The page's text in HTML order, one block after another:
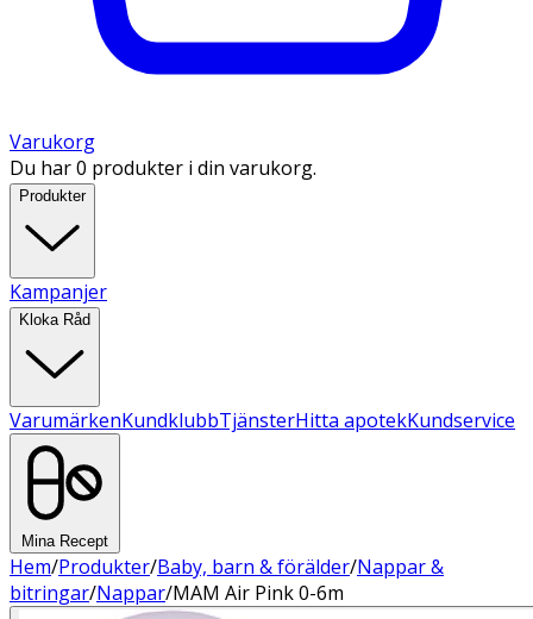
Varukorg
Du har 0 produkter i din varukorg.
Produkter
Kampanjer
Kloka Råd
VarumärkenKundklubbTjänsterHitta apotekKundservice
Mina Recept
Hem/Produkter/Baby, barn & förälder/Nappar &
bitringar/Nappar/MAM Air Pink 0-6m